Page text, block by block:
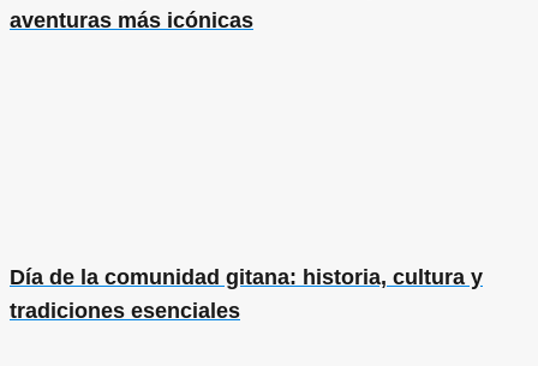
aventuras más icónicas
Día de la comunidad gitana: historia, cultura y
tradiciones esenciales